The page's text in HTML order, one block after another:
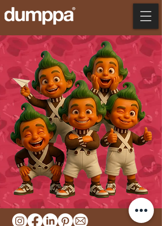
Apresentações em PowerPoint que vão
dar o que falar é na dumppa!